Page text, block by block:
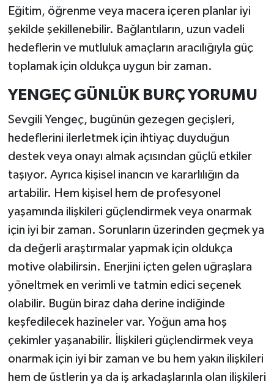
Eğitim, öğrenme veya macera içeren planlar iyi
şekilde şekillenebilir. Bağlantıların, uzun vadeli
hedeflerin ve mutluluk amaçların aracılığıyla güç
toplamak için oldukça uygun bir zaman.
YENGEÇ GÜNLÜK BURÇ YORUMU
Sevgili Yengeç, bugünün gezegen geçişleri,
hedeflerini ilerletmek için ihtiyaç duyduğun
destek veya onayı almak açısından güçlü etkiler
taşıyor. Ayrıca kişisel inancın ve kararlılığın da
artabilir. Hem kişisel hem de profesyonel
yaşamında ilişkileri güçlendirmek veya onarmak
için iyi bir zaman. Sorunların üzerinden geçmek ya
da değerli araştırmalar yapmak için oldukça
motive olabilirsin. Enerjini içten gelen uğraşlara
yöneltmek en verimli ve tatmin edici seçenek
olabilir. Bugün biraz daha derine indiğinde
keşfedilecek hazineler var. Yoğun ama hoş
çekimler yaşanabilir. İlişkileri güçlendirmek veya
onarmak için iyi bir zaman ve bu hem yakın ilişkileri
hem de üstlerin ya da iş arkadaşlarınla olan ilişkileri